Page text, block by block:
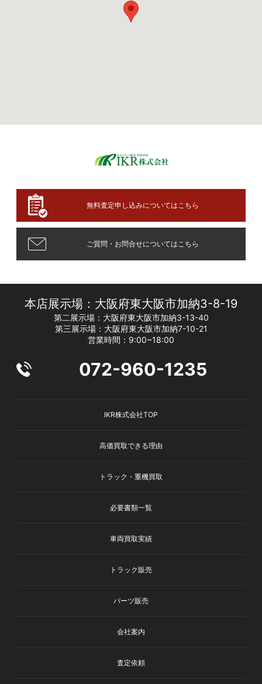
無料査定申し込みについてはこちら
ご質問・お問合せについてはこちら
本店展示場：大阪府東大阪市加納3-8-19
第二展示場：大阪府東大阪市加納3-13-40
第三展示場：大阪府東大阪市加納7-10-21
営業時間：9:00~18:00
072-960-1235
IKR株式会社TOP
高価買取できる理由
トラック・重機買取
必要書類一覧
車両買取実績
トラック販売
パーツ販売
会社案内
査定依頼